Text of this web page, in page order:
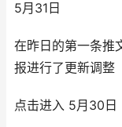
5月31日
在昨日的第一条推
报进行了更新调整
点击进入 5月30日